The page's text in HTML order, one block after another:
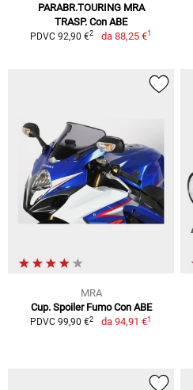
PARABR.TOURING MRA
TRASP. Con ABE
PDVC 92,90 €2 da 88,25 €1
MRA
Cup. Spoiler Fumo Con ABE
PDVC 99,90 €2 da 94,91 €1